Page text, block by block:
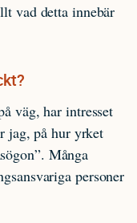
vad detta innebär
väg, har intresset
jag, på hur yrket
Många
personer